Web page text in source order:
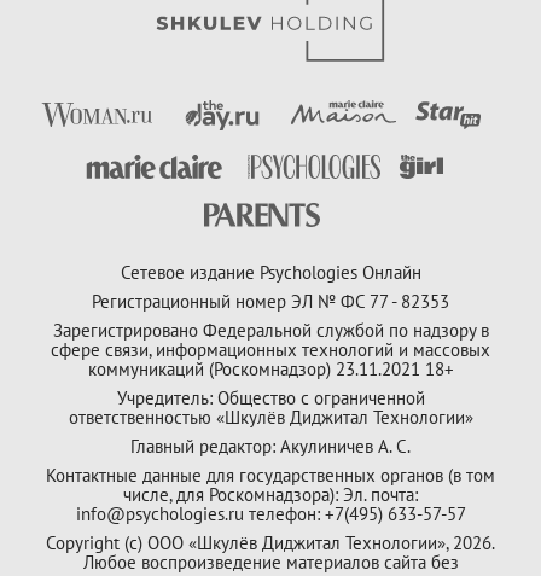
Сетевое издание Psychologies Онлайн
Регистрационный номер ЭЛ № ФС 77 - 82353
Зарегистрировано Федеральной службой по надзору в
сфере связи, информационных технологий и массовых
коммуникаций (Роскомнадзор) 23.11.2021 18+
Учредитель: Общество с ограниченной
ответственностью «Шкулёв Диджитал Технологии»
Главный редактор: Акулиничев А. С.
Контактные данные для государственных органов (в том
числе, для Роскомнадзора): Эл. почта:
info@psychologies.ru телефон: +7(495) 633-57-57
Copyright (с) ООО «Шкулёв Диджитал Технологии», 2026.
Любое воспроизведение материалов сайта без